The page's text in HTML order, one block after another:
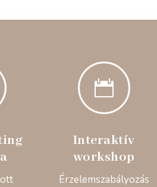

Interaktív
workshop
Érzelemszabályozás